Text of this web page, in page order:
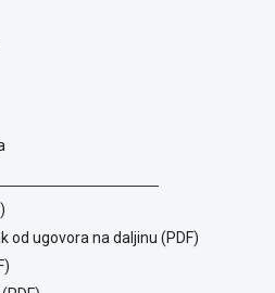
od ugovora na daljinu (PDF)